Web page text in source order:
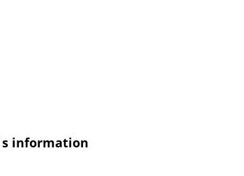
information